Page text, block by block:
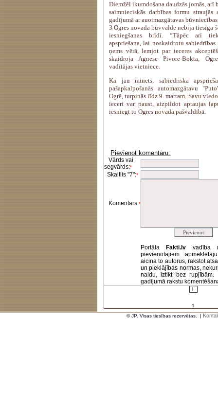
Diemžēl ikumdošana daudzās jomās,
saimnieciskās darbības formu straujās
gadījumā ar auotmazgātavas
3 Ogres novada būvvalde nebija tiesīga
iesniegšanas brīdī. “Tāpēc arī
apspriešana, lai noskaidrotu
ņems vērā, lemjot par ieceres
skaidroja Agnese Pivore-Bokta,
vadītājas vietniece.
Kā jau minēts, sabiedriskā
pašapkalpošanās automazgātavu
Ogrē, turpinās līdz 9. martam. Savu
ieceri var paust, aizpildot aptaujas
iesniegt to Ogres novada pašvaldībā.
Pievienot komentāru:
Vārds vai
segvārds:*
Skaitlis "7":*
Komentārs:*
Portāla Fakti.lv vadība
pievienotajiem
aicina to autorus, rakstot
un pieklājības normas,
naidu, iztikt bez rupjībām.
gadījumā rakstu
1.
1
© JP. Visas tiesības rezervētas.
|